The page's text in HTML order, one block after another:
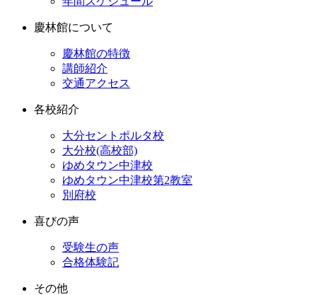
慶林館について
慶林館の特徴
講師紹介
交通アクセス
各校紹介
大分セントポルタ校
大分校(高校部)
ゆめタウン中津校
ゆめタウン中津校第2教室
別府校
喜びの声
受験生の声
合格体験記
その他